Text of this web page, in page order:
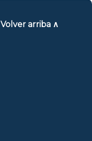
Volver arriba ∧